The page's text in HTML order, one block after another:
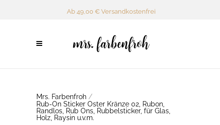
Ab 49,00 € Versandkostenfrei
Mrs. Farbenfroh /
Rub-On Sticker Oster Kränze 02, Rubon,
Randlos, Rub Ons, Rubbelsticker, für Glas,
Holz, Raysin u.v.m.